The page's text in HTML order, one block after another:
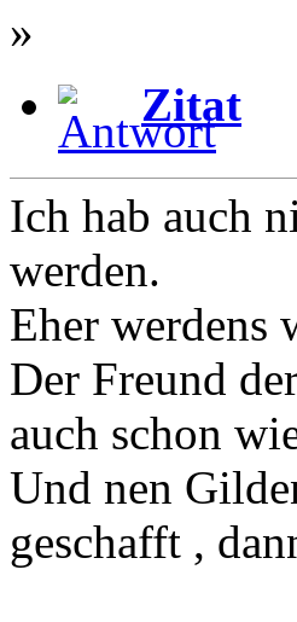
»
Zitat
Ich hab auch
werden.
Eher werdens
Der Freund
auch schon
Und nen
geschafft ,